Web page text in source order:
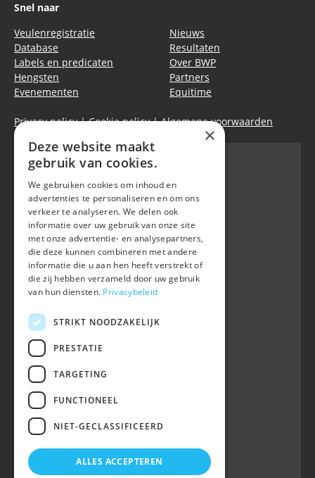
Snel naar
Veulenregistratie
Database
Labels en predicaten
Hengsten
Evenementen
Nieuws
Resultaten
Over BWP
Partners
Equitime
Privacy policy|Cookie policy|Algemene voorwaarden
Belgian Warmblood - BWP
Waversebaan 99
B-3050 OUD-HEVERLEE
+32 (0) 16 47 99 80
info@belgian-warmblood.com
BTW BE 0410.346.424
RPR Leuven
IBAN BE40 7364 0368 4863
Volg ons op
Wij zijn telefonisch bereikbaar:
woe 9u-12u
maa, din, don, vrij 13u-16u
×
Deze website maakt
gebruik van cookies.
We gebruiken cookies om inhoud en
advertenties te personaliseren en om ons
verkeer te analyseren. We delen ook
informatie over uw gebruik van onze site
met onze advertentie- en analysepartners,
die deze kunnen combineren met andere
informatie die u aan hen heeft verstrekt of
die zij hebben verzameld door uw gebruik
van hun diensten. Privacybeleid
STRIKT NOODZAKELIJK
PRESTATIE
TARGETING
FUNCTIONEEL
NIET-GECLASSIFICEERD
ALLES ACCEPTEREN